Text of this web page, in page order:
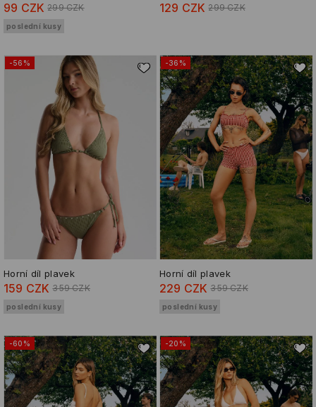
99 CZK 299 CZK
poslední kusy
129 CZK 299 CZK
-56%
Horní díl plavek
159 CZK 359 CZK
poslední kusy
-36%
Horní díl plavek
229 CZK 359 CZK
poslední kusy
-60% -20%